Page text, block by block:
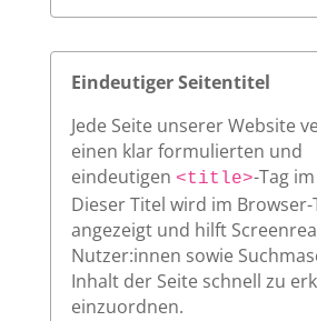
Eindeutiger Seitentitel
Jede Seite unserer Website
einen klar formulierten und
eindeutigen <title>-Tag
Dieser Titel wird im Browser-
angezeigt und hilft
Nutzer:innen sowie
Inhalt der Seite schnell zu
einzuordnen.